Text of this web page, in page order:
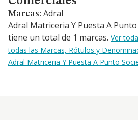
Marcas: Adral
Adral Matriceria Y Puesta A
tiene un total de 1 marcas. Ver
todas las Marcas, Rótulos y
Adral Matriceria Y Puesta A Punto